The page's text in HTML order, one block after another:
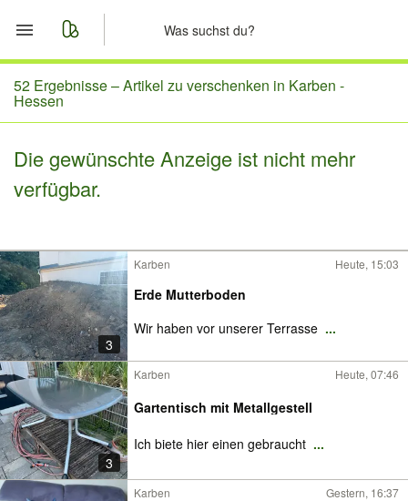
Start
Merkliste
Nachrichten
52 Ergebnisse –Artikel zu verschenken in Karben -
Hessen
Die gewünschte Anzeige ist nicht mehr
verfügbar.
3
Karben Heute, 15:03
Erde Mutterboden
Wir haben vor unserer Terrasse ...
3
Karben Heute, 07:46
Gartentisch mit Metallgestell
Ich biete hier einen gebraucht ...
Karben Gestern, 16:37